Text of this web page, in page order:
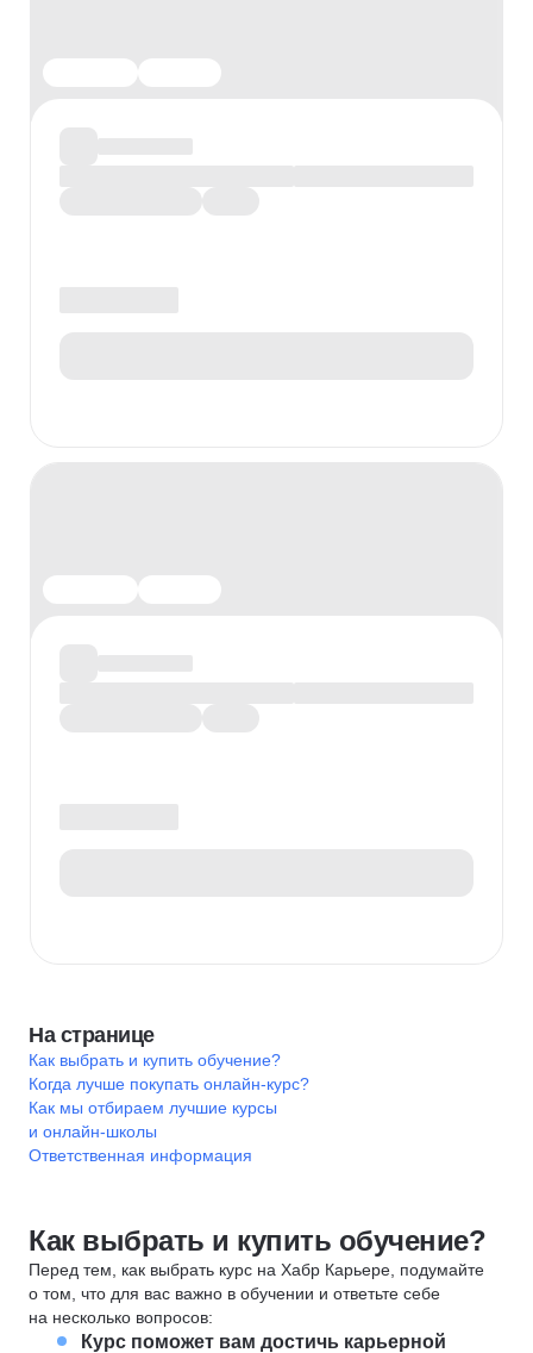
На странице
Как выбрать и купить обучение?
Когда лучше покупать онлайн-курс?
Как мы отбираем лучшие курсы
и онлайн-школы
Ответственная информация
Как выбрать и купить обучение?
Перед тем, как выбрать курс на Хабр Карьере, подумайте
о том, что для вас важно в обучении и ответьте себе
на несколько вопросов:
Курс поможет вам достичь карьерной